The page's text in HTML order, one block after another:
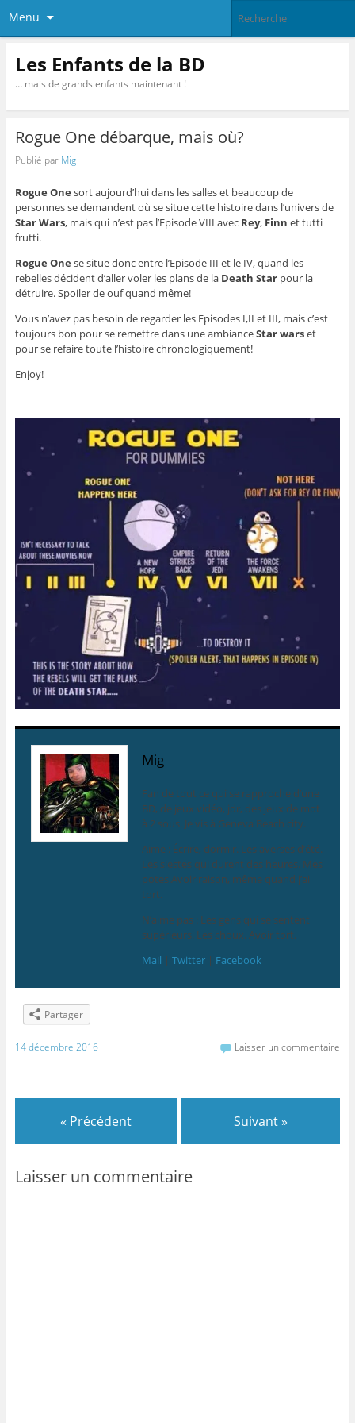
Menu
Les Enfants de la BD
… mais de grands enfants maintenant !
Rogue One débarque, mais où?
Publié par Mig
Rogue One sort aujourd’hui dans les salles et beaucoup de
personnes se demandent où se situe cette histoire dans l’univers de
Star Wars, mais qui n’est pas l’Episode VIII avec Rey, Finn et tutti
frutti.
Rogue One se situe donc entre l’Episode III et le IV, quand les
rebelles décident d’aller voler les plans de la Death Starpour la
détruire. Spoiler de ouf quand même!
Vous n’avez pas besoin de regarder les Episodes I,II et III, mais c’est
toujours bon pour se remettre dans une ambianceStar warset
pour se refaire toute l’histoire chronologiquement!
Enjoy!
Mig
Fan de tout ce qui se rapproche d’une
BD, de jeux vidéo, jdr, des jeux de mot
à 2 sous. Je vis à Geneva Beach city.
Aime : Écrire, dormir. Les averses d’été.
Les siestes qui durent des heures. Mes
potes.Avoir raison, même quand j’ai
tort.
N’aime pas : Les gens qui se sentent
supérieurs. Les choux. Avoir tort.
Mail | Twitter| Facebook
Partager
14 décembre 2016 Laisser un commentaire
« Précédent Suivant »
Laisser un commentaire